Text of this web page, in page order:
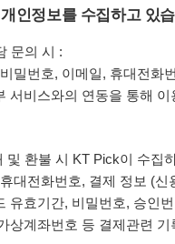
인정보를 수집하고 있
문의 시 :
밀번호, 이메일, 휴대전화
서비스와의 연동을 통해
및 환불 시 KT Pick이 수집
대전화번호, 결제 정보 (신
유효기간, 비밀번호, 승인
상계좌번호 등 결제관련 기